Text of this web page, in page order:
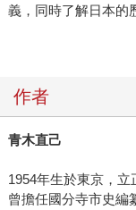
義，同時了解日本的
作者
青木直己
1954年生於東京，立
曾擔任國分寺市史編